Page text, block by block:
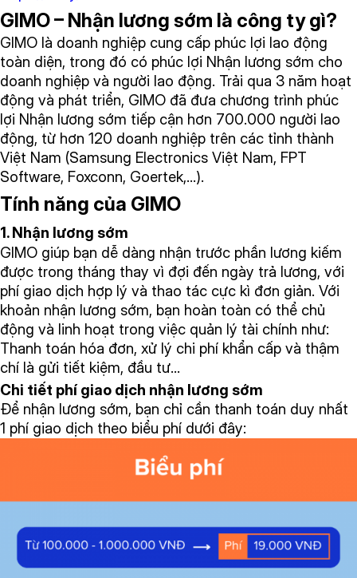
GIMO – Nhận lương sớm là công ty gì?
GIMO là doanh nghiệp cung cấp phúc lợi lao động
toàn diện, trong đó có phúc lợi Nhận lương sớm cho
doanh nghiệp và người lao động. Trải qua 3 năm hoạt
động và phát triển, GIMO đã đưa chương trình phúc
lợi Nhận lương sớm tiếp cận hơn 700.000 người lao
động, từ hơn 120 doanh nghiệp trên các tỉnh thành
Việt Nam (Samsung Electronics Việt Nam, FPT
Software, Foxconn, Goertek,…).
Tính năng của GIMO
1. Nhận lương sớm
GIMO giúp bạn dễ dàng nhận trước phần lương kiếm
được trong tháng thay vì đợi đến ngày trả lương, với
phí giao dịch hợp lý và thao tác cực kì đơn giản. Với
khoản nhận lương sớm, bạn hoàn toàn có thể chủ
động và linh hoạt trong việc quản lý tài chính như:
Thanh toán hóa đơn, xử lý chi phí khẩn cấp và thậm
chí là gửi tiết kiệm, đầu tư…
Chi tiết phí giao dịch nhận lương sớm
Để nhận lương sớm, bạn chỉ cần thanh toán duy nhất
1 phí giao dịch theo biểu phí dưới đây: